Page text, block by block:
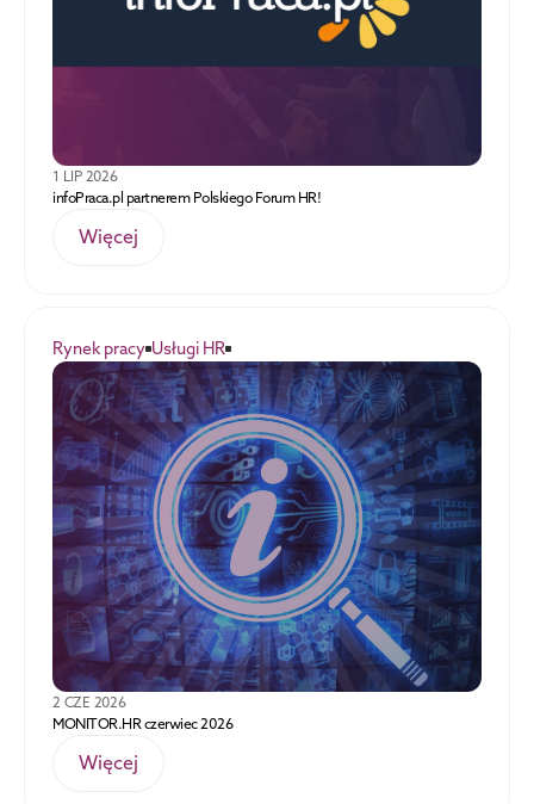
1 LIP 2026
infoPraca.pl partnerem Polskiego Forum HR!
Więcej
Rynek pracy Usługi HR
2 CZE 2026
MONITOR.HR czerwiec 2026
Więcej